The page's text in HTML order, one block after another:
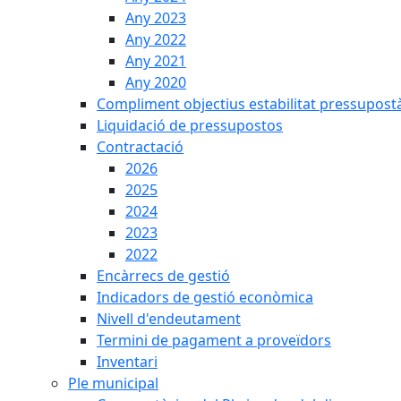
Any 2023
Any 2022
Any 2021
Any 2020
Compliment objectius estabilitat
Liquidació de pressupostos
Contractació
2026
2025
2024
2023
2022
Encàrrecs de gestió
Indicadors de gestió econòmica
Nivell d'endeutament
Termini de pagament a proveïdors
Inventari
Ple municipal